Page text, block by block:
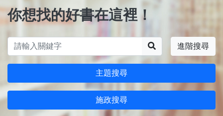
你想找的好書在這裡！
進階搜尋
主題搜尋
施政搜尋